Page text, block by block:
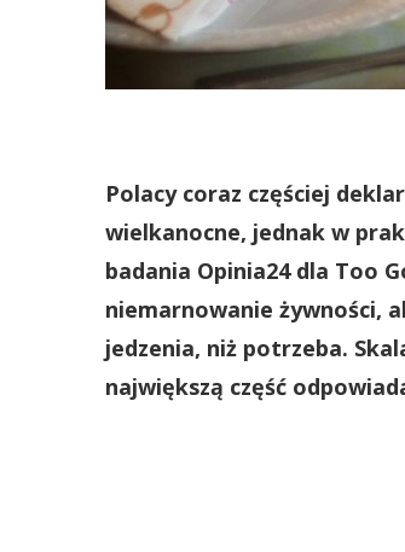
Polacy coraz częściej
wielkanocne, jednak w
badania Opinia24 dla Too
niemarnowanie żywności,
jedzenia, niż potrzeba.
największą część